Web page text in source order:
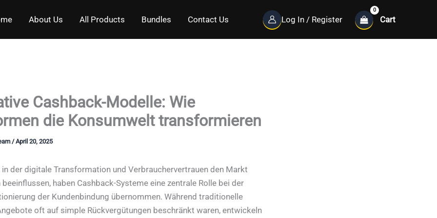
About Us All Products Bundles Contact Us Log In / Register Cart
Cashback-Modelle: Wie
die Konsumwelt transformieren
/April 20, 2025
in der digitale Transformation und Verbrauchervertrauen den Markt
haben Cashback-Systeme eine zentrale Rolle bei der
der Kundenbindung übernommen. Während traditionelle
oft auf simple Rückvergütungen beschränkt waren, entwickeln